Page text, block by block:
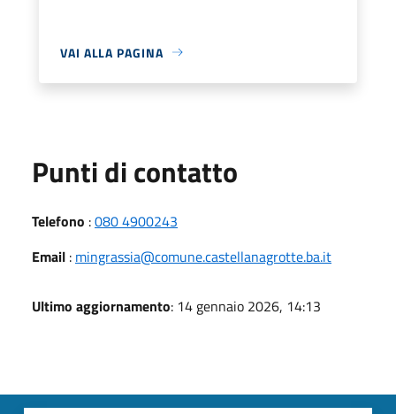
VAI ALLA PAGINA
Punti di contatto
Telefono :080 4900243
Email : mingrassia@comune.castellanagrotte.ba.it
Ultimo aggiornamento: 14 gennaio 2026, 14:13